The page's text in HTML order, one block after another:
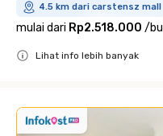
4.5 km dari carstensz mall
mulai dari Rp2.518.000 /
Lihat info lebih banyak